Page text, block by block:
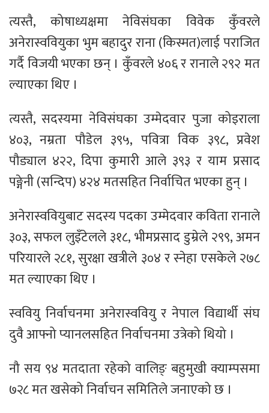
त्यस्तै, कोषाध्यक्षमा नेविसंघका विवेक कुँवरले
अनेरास्ववियुका भुम बहादुर राना (किस्मत)लाई पराजित
गर्दै विजयी भएका छन् । कुँवरले ४०६ र रानाले २९२ मत
ल्याएका थिए ।
त्यस्तै, सदस्यमा नेविसंघका उम्मेदवार पुजा कोइराला
४०३, नम्रता पौडेल ३९५, पवित्रा विक ३९८, प्रवेश
पौड्याल ४२२, दिपा कुमारी आले ३९३ र याम प्रसाद
पङ्गेनी (सन्दिप) ४२४ मतसहित निर्वाचित भएका हुन् ।
अनेरास्ववियुबाट सदस्य पदका उम्मेदवार कविता रानाले
३०३, सफल लुइँटेलले ३१८, भीमप्रसाद डुम्रेले २९९, अमन
परियारले २८१, सुरक्षा खत्रीले ३०४ र स्नेहा एसकेले २७८
मत ल्याएका थिए ।
स्ववियु निर्वाचनमा अनेरास्ववियु र नेपाल विद्यार्थी संघ
दुवै आफ्नो प्यानलसहित निर्वाचनमा उत्रेको थियो ।
नौ सय ९४ मतदाता रहेको वालिङ् बहुमुखी क्याम्पसमा
७२८ मत खसेको निर्वाचन समितिले जनाएको छ ।